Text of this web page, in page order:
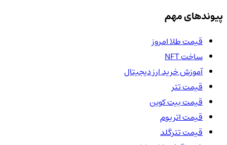
پیوندهای مهم
قیمت طلا امروز
ساخت NFT
آموزش خرید ارز دیجیتال
قیمت تتر
قیمت بیت کوین
قیمت اتریوم
قیمت تترگلد